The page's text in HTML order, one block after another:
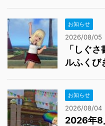
お知らせ
2026/08/05
「しぐ
ルふくび
お知らせ
2026/08/04
2026年8